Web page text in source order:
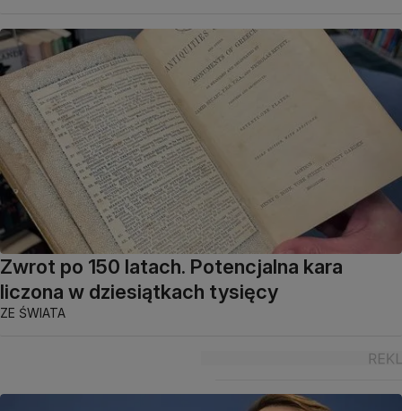
Zwrot po 150 latach. Potencjalna kara
liczona w dziesiątkach tysięcy
ZE ŚWIATA